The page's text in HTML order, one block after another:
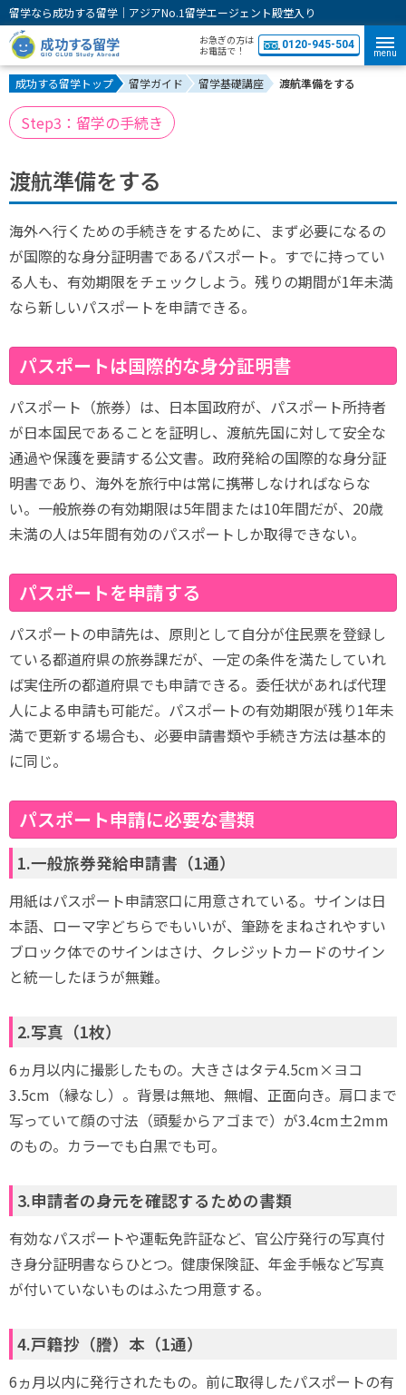
留学なら成功する留学｜アジアNo.1留学エージェント殿堂入り
お急ぎの方は
お電話で！
0120-945-504
menu
成功する留学トップ 留学ガイド 留学基礎講座 渡航準備をする
Step3：留学の手続き
渡航準備をする
海外へ行くための手続きをするために、まず必要になるの
が国際的な身分証明書であるパスポート。すでに持ってい
る人も、有効期限をチェックしよう。残りの期間が1年未満
なら新しいパスポートを申請できる。
パスポートは国際的な身分証明書
パスポート（旅券）は、日本国政府が、パスポート所持者
が日本国民であることを証明し、渡航先国に対して安全な
通過や保護を要請する公文書。政府発給の国際的な身分証
明書であり、海外を旅行中は常に携帯しなければならな
い。一般旅券の有効期限は5年間または10年間だが、20歳
未満の人は5年間有効のパスポートしか取得できない。
パスポートを申請する
パスポートの申請先は、原則として自分が住民票を登録し
ている都道府県の旅券課だが、一定の条件を満たしていれ
ば実住所の都道府県でも申請できる。委任状があれば代理
人による申請も可能だ。パスポートの有効期限が残り1年未
満で更新する場合も、必要申請書類や手続き方法は基本的
に同じ。
パスポート申請に必要な書類
1.一般旅券発給申請書（1通）
用紙はパスポート申請窓口に用意されている。サインは日
本語、ローマ字どちらでもいいが、筆跡をまねされやすい
ブロック体でのサインはさけ、クレジットカードのサイン
と統一したほうが無難。
2.写真（1枚）
6ヵ月以内に撮影したもの。大きさはタテ4.5cm×ヨコ
3.5cm（縁なし）。背景は無地、無帽、正面向き。肩口まで
写っていて顔の寸法（頭髪からアゴまで）が3.4cm±2mm
のもの。カラーでも白黒でも可。
3.申請者の身元を確認するための書類
有効なパスポートや運転免許証など、官公庁発行の写真付
き身分証明書ならひとつ。健康保険証、年金手帳など写真
が付いていないものはふたつ用意する。
4.戸籍抄（謄）本（1通）
6ヵ月以内に発行されたもの。前に取得したパスポートの有